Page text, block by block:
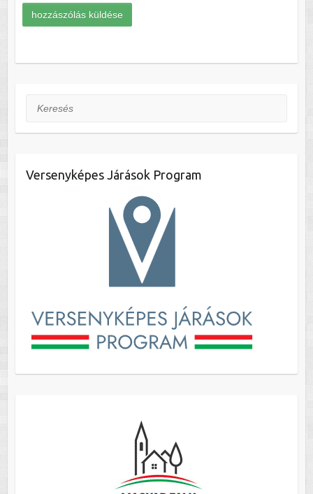
Keresés
Versenyképes Járások Program